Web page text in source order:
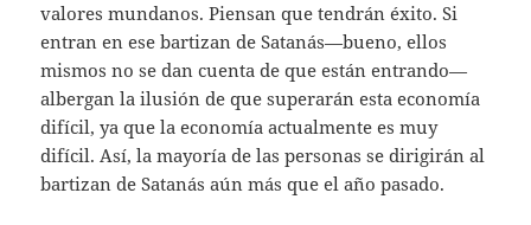
valores mundanos. Piensan que tendrán éxito. Si
entran en ese bartizan de Satanás—bueno, ellos
mismos no se dan cuenta de que están entrando—
albergan la ilusión de que superarán esta economía
difícil, ya que la economía actualmente es muy
difícil. Así, la mayoría de las personas se dirigirán al
bartizan de Satanás aún más que el año pasado.